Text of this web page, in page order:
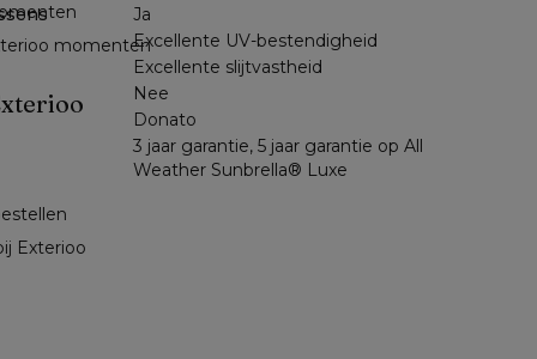
Ja
Excellente UV-bestendigheid
Excellente slijtvastheid
Nee
Donato
3 jaar garantie, 5 jaar garantie op All
Weather Sunbrella® Luxe
momenten
Exterioo